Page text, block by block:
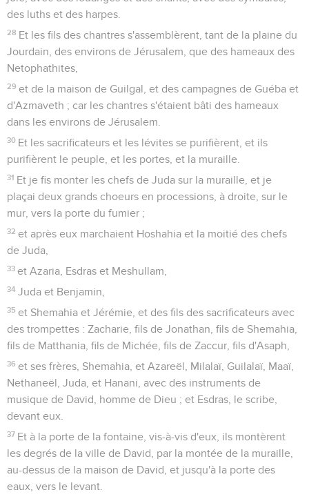
des luths et des harpes.
28 Et les fils des chantres s'assemblèrent, tant de la plaine du
Jourdain, des environs de Jérusalem, que des hameaux des
Netophathites,
29 et de la maison de Guilgal, et des campagnes de Guéba et
d'Azmaveth ; car les chantres s'étaient bâti des hameaux
dans les environs de Jérusalem.
30 Et les sacrificateurs et les lévites se purifièrent, et ils
purifièrent le peuple, et les portes, et la muraille.
31 Et je fis monter les chefs de Juda sur la muraille, et je
plaçai deux grands choeurs en processions, à droite, sur le
mur, vers la porte du fumier ;
32 et après eux marchaient Hoshahia et la moitié des chefs
de Juda,
33 et Azaria, Esdras et Meshullam,
34 Juda et Benjamin,
35 et Shemahia et Jérémie, et des fils des sacrificateurs avec
des trompettes : Zacharie, fils de Jonathan, fils de Shemahia,
fils de Matthania, fils de Michée, fils de Zaccur, fils d'Asaph,
36 et ses frères, Shemahia, et Azareël, Milalaï, Guilalaï, Maaï,
Nethaneël, Juda, et Hanani, avec des instruments de
musique de David, homme de Dieu ; et Esdras, le scribe,
devant eux.
37 Et à la porte de la fontaine, vis-à-vis d'eux, ils montèrent
les degrés de la ville de David, par la montée de la muraille,
au-dessus de la maison de David, et jusqu'à la porte des
eaux, vers le levant.